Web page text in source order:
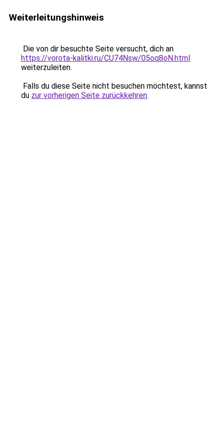
Weiterleitungshinweis
Die von dir besuchte Seite versucht, dich an
https://vorota-kalitki.ru/CU74Nsw/05oq8oN.html
weiterzuleiten.
Falls du diese Seite nicht besuchen möchtest, kannst
du zur vorherigen Seite zurückkehren.